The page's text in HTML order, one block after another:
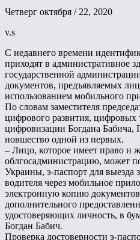
Четверг октября / 22, 2020
v.s
С недавнего времени
приходят в административное
государственной
документов, предъявляемых
использованием мобильного
По словам заместителя
цифрового развития, цифровых
цифровизации Богдана Бабича,
новшество одной из первых.
– Лицо, которое имеет право и
облгосадминистрацию, может
Украины, э-паспорт для выезда
водителя через мобильное
электронную копию
дополнительного
удостоверяющих личность, в
Богдан Бабич.
Проверка достоверности э-